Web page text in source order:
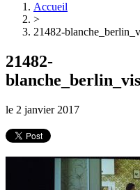
Accueil
>
21482-
21482-
le 2 janvier 2017